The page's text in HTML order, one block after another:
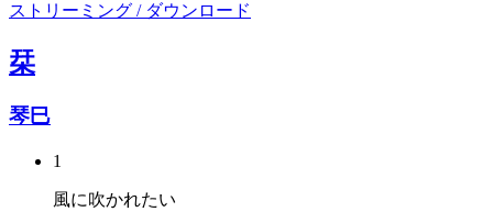
ストリーミング / ダウンロード
栞
琴巳
1
風に吹かれたい